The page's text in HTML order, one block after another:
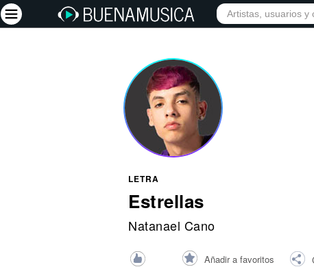
INICIO ARTISTAS
LETRA
Estrellas
Natanael Cano
Añadir a favoritos